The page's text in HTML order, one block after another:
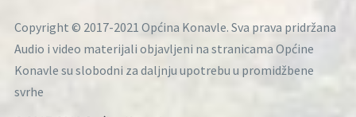
Copyright © 2017-2021 Općina Konavle. Sva prava pridržana
Audio i video materijali objavljeni na stranicama Općine
Konavle su slobodni za daljnju upotrebu u promidžbene
svrhe